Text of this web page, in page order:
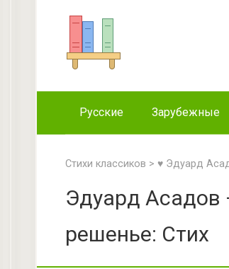
Русские Зарубежные
Стихи классиков > ♥ Эдуард
Эдуард Асадов
решенье: Стих